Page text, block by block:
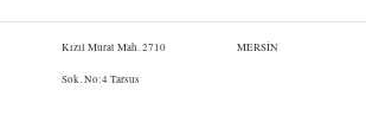
Kızıl Murat Mah. 2710
Sok. No:4 Tarsus
MERSİN